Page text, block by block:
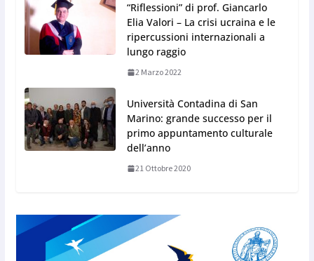
“Riflessioni” di prof. Giancarlo
Elia Valori – La crisi ucraina e le
ripercussioni internazionali a
lungo raggio
2 Marzo 2022
Università Contadina di San
Marino: grande successo per il
primo appuntamento culturale
dell’anno
21 Ottobre 2020